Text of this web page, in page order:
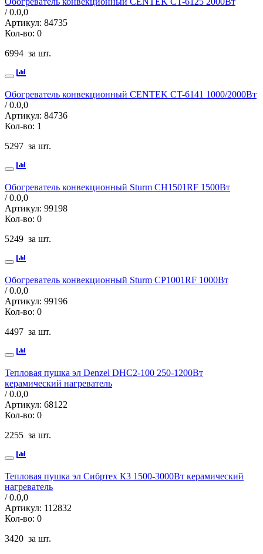
/ 0.0,0
Артикул: 84735
Кол-во: 0
6994 за шт.
Обогреватель конвекционный CENTEK CT-6141 1000/2000Вт
/ 0.0,0
Артикул: 84736
Кол-во: 1
5297 за шт.
Обогреватель конвекционный Sturm CH1501RF 1500Вт
/ 0.0,0
Артикул: 99198
Кол-во: 0
5249 за шт.
Обогреватель конвекционный Sturm СР1001RF 1000Вт
/ 0.0,0
Артикул: 99196
Кол-во: 0
4497 за шт.
Тепловая пушка эл Denzel DHC2-100 250-1200Вт
керамический нагреватель
/ 0.0,0
Артикул: 68122
Кол-во: 0
2255 за шт.
Тепловая пушка эл Сибртех К3 1500-3000Вт керамический
нагреватель
/ 0.0,0
Артикул: 112832
Кол-во: 0
3420 за шт.